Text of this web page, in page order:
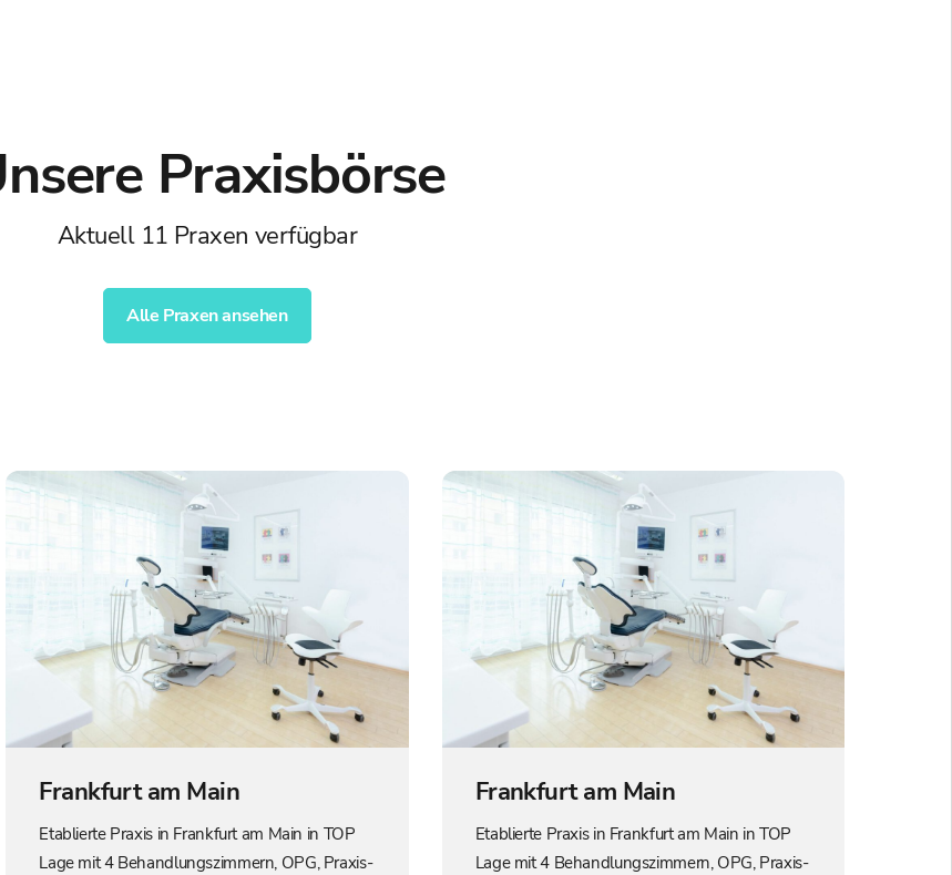
Praxisbörse
Aktuell 11 Praxen verfügbar
Alle Praxen ansehen
Frankfurt am Main
Etablierte Praxis in Frankfurt am Main in TOP
Lage mit 4 Behandlungszimmern, OPG, Praxis-
Frankfurt am Main
Etablierte Praxis in Frankfurt am Main in TOP
Lage mit 4 Behandlungszimmern, OPG, Praxis-